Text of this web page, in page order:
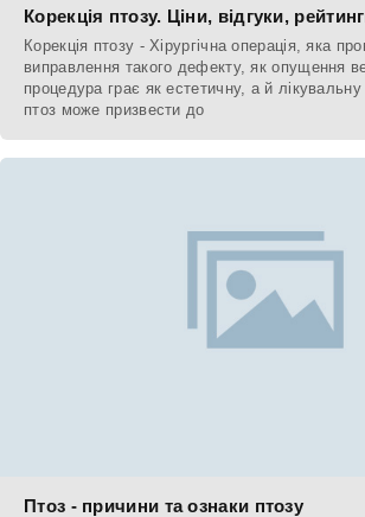
Корекція птозу. Ціни, відгуки,
Корекція птозу - Хірургічна операція, яка
виправлення такого дефекту, як опущення
процедура грає як естетичну, а й
птоз може призвести до
Птоз - причини та ознаки птозу